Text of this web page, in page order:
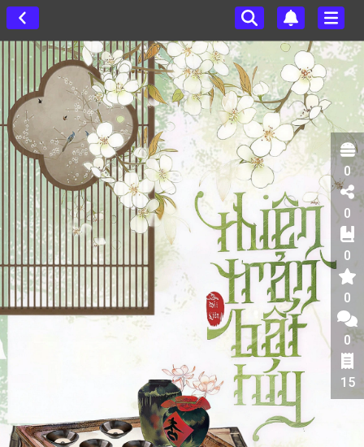
0
0
0
0
0
15